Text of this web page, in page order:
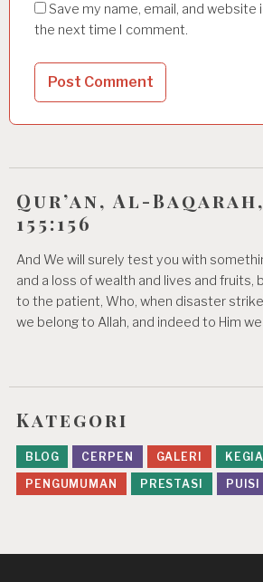
Save my name, email, and website
the next time I comment.
Qur’an, Al-
155:156
And We will surely test you with
and a loss of wealth and lives and fruits,
to the patient, Who, when disaster
we belong to Allah, and indeed to Him we
Kategori
BLOG CERPEN GALERI
PENGUMUMAN
PRESTASI PUISI